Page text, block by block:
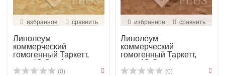
избранное сравнить
Линолеум
коммерческий
гомогенный Таркетт,
колл. iQ Granit...
(0)
избранное сравнить
Линолеум
коммерческий
гомогенный Таркетт,
колл. iQ Granit...
(0)